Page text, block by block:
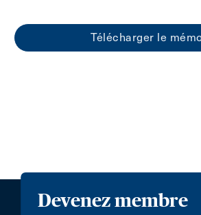
Télécharger le
Devenez membre